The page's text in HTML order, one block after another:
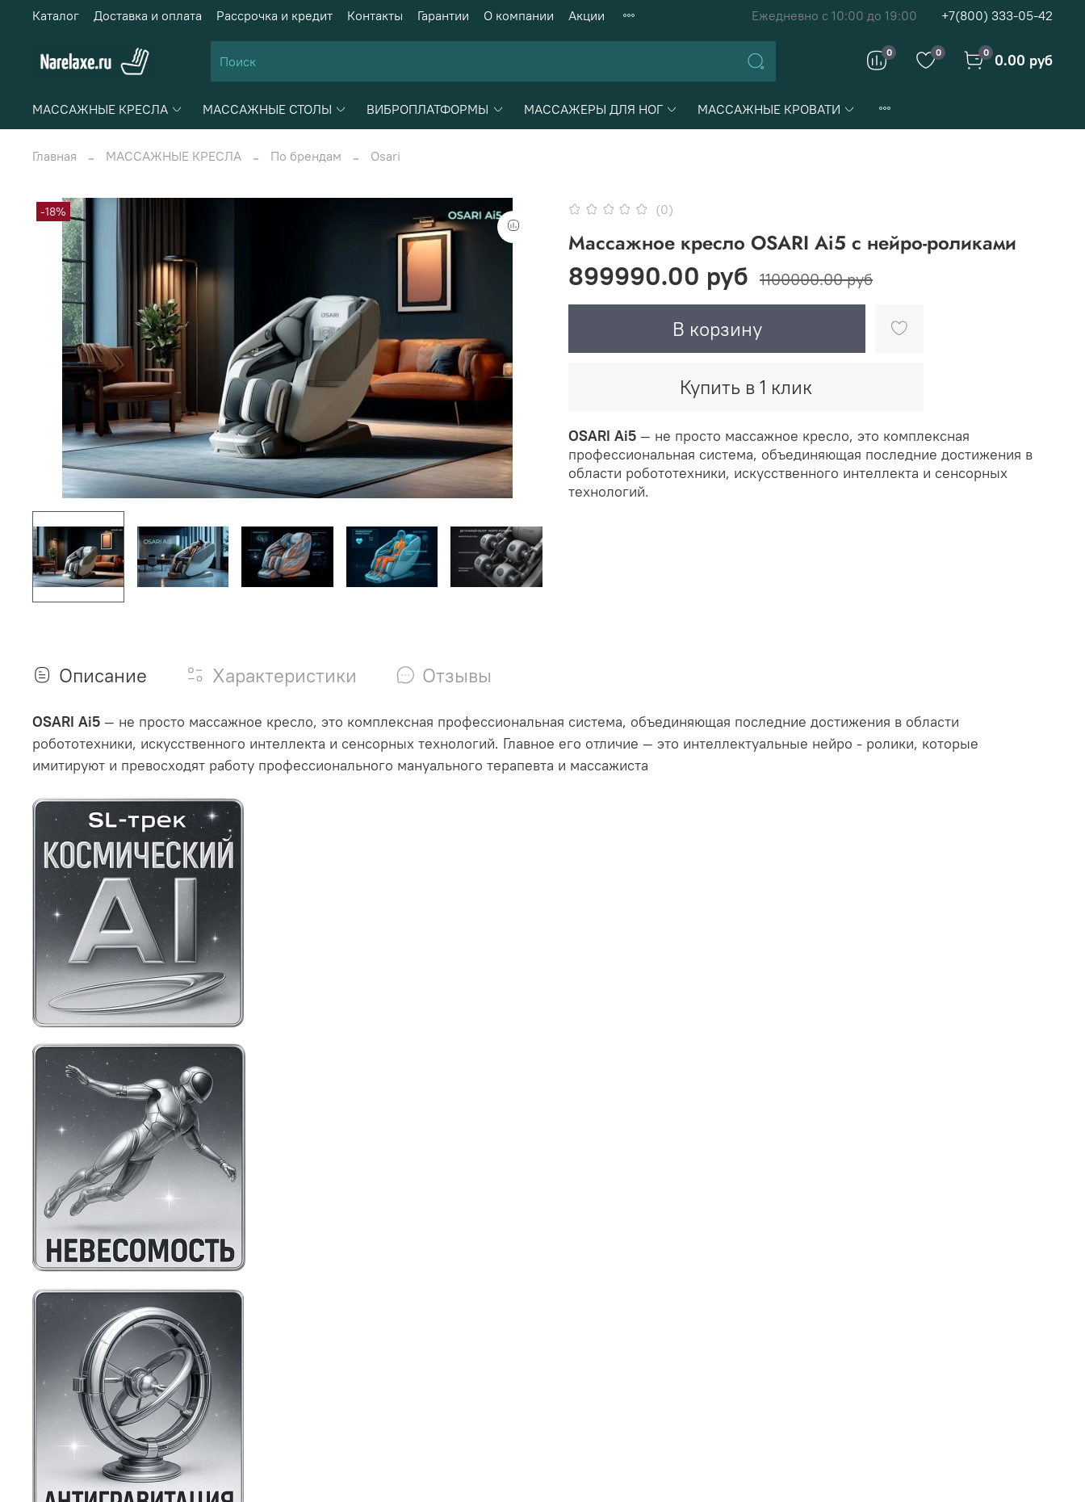
Каталог Доставка и оплата Рассрочка и кредит Контакты Гарантии О компании Акции Ежедневно с 10:00 до 19:00 +7(800) 333-05-42
0 0 0 0.00 руб
МАССАЖНЫЕ КРЕСЛА МАССАЖНЫЕ СТОЛЫ ВИБРОПЛАТФОРМЫ МАССАЖЕРЫ ДЛЯ НОГ МАССАЖНЫЕ КРОВАТИ
Главная МАССАЖНЫЕ КРЕСЛА По брендам Osari
-18% (0)
Массажное кресло OSARI Ai5 с нейро-роликами
899990.00 руб 1100000.00 руб
В корзину
Купить в 1 клик
OSARI Ai5 — не просто массажное кресло, это комплексная
профессиональная система, объединяющая последние достижения в
области робототехники, искусственного интеллекта и сенсорных
технологий.
Описание Характеристики Отзывы
OSARI Ai5 — не просто массажное кресло, это комплексная профессиональная система, объединяющая последние достижения в области
робототехники, искусственного интеллекта и сенсорных технологий. Главное его отличие — это интеллектуальные нейро - ролики, которые
имитируют и превосходят работу профессионального мануального терапевта и массажиста